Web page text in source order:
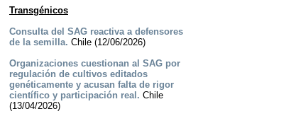
Transgénicos
Consulta del SAG reactiva a defensores
de la semilla. Chile (12/06/2026)
Organizaciones cuestionan al SAG por
regulación de cultivos editados
genéticamente y acusan falta de rigor
científico y participación real. Chile
(13/04/2026)